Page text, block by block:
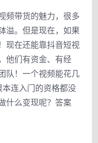
频带货的魅力，很多
溢。但是现在，如果
现在还能靠抖音短视
他们有资金、有经
队！一个视频能花几
连入门的资格都没
什么变现呢？答案